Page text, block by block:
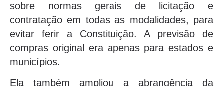
sobre normas gerais de licitação e
contratação em todas as modalidades, para
evitar ferir a Constituição. A previsão de
compras original era apenas para estados e
municípios.
Ela também ampliou a abrangência da